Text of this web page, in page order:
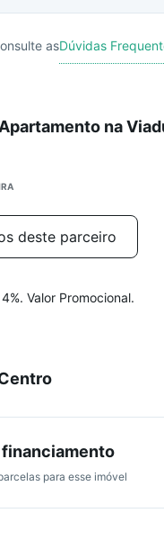
asDúvidas
na
deste parceiro
Valor Promocional.
para esse imóvel